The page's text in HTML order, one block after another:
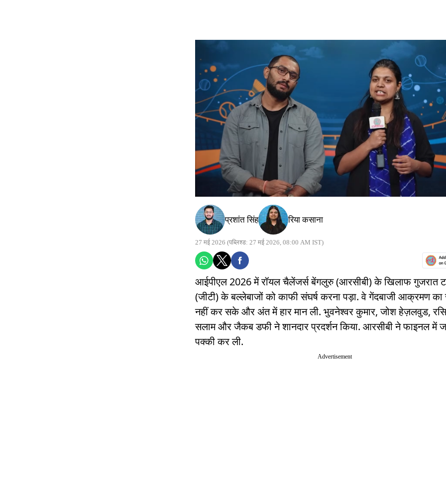
प्रशांत सिंह रिया कसाना
27 मई 2026 (पब्लिश्ड: 27 मई 2026, 08:00 AM IST)
आईपीएल 2026 में रॉयल चैलेंजर्स बेंगलुरु (आरसीबी) के खिलाफ गुजरात
(जीटी) के बल्लेबाजों को काफी संघर्ष करना पड़ा. वे गेंदबाजी आक्रमण का
नहीं कर सके और अंत में हार मान ली. भुवनेश्वर कुमार, जोश हेज़लवुड,
सलाम और जैकब डफी ने शानदार प्रदर्शन किया. आरसीबी ने फाइनल में
पक्की कर ली.
Advertisement